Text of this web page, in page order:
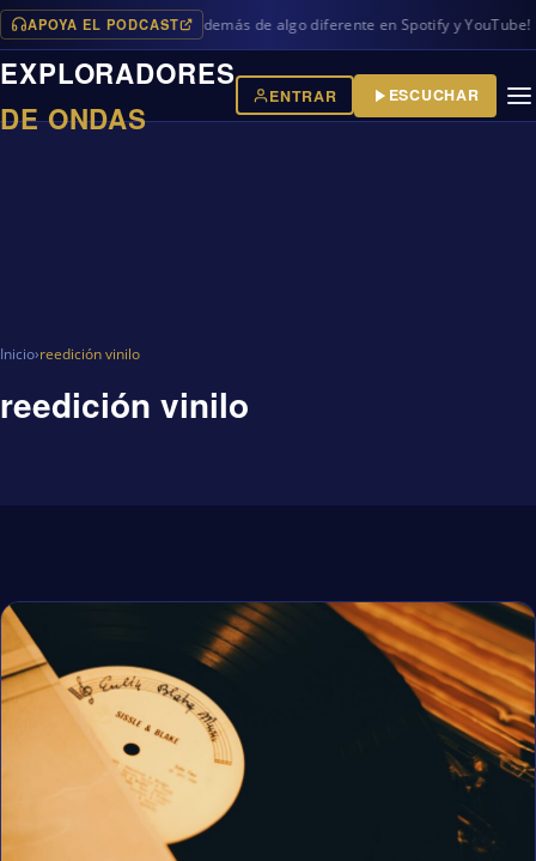
APOYA EL PODCAST
programas en iVoox, además de algo diferente en Spotify y YouTube!
EXPLORADORES
DE ONDAS
ENTRAR ESCUCHAR
Inicio›reedición vinilo
reedición vinilo